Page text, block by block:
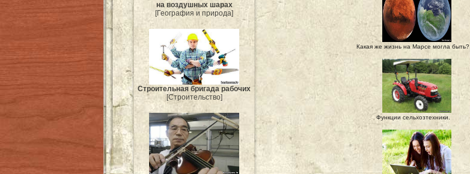
на воздушных шарах
[География и природа]
Строительная бригада рабочих
[Строительство]
Какая же жизнь на Марсе могла быть?
Функции сельхозтехники.